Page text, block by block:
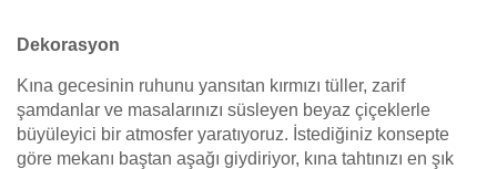
Dekorasyon
Kına gecesinin ruhunu yansıtan kırmızı tüller, zarif
şamdanlar ve masalarınızı süsleyen beyaz çiçeklerle
büyüleyici bir atmosfer yaratıyoruz. İstediğiniz konsepte
göre mekanı baştan aşağı giydiriyor, kına tahtınızı en şık